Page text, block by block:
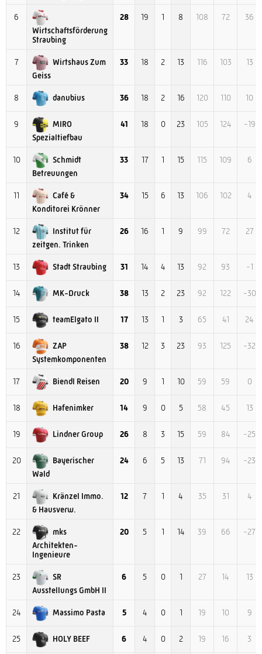
6
Wirtschaftsförderung
Straubing
28 19 1 8 108 72 36
7
Wirtshaus Zum
Geiss
33 18 2 13 116 103 13
8 danubius 36 18 2 16 120 110 10
9
MIRO
Spezialtiefbau
41 18 0 23 105 124 -19
10
Schmidt
Betreuungen
33 17 1 15 115 109 6
11
Café &
Konditorei Krönner
34 15 6 13 106 102 4
12
Institut für
zeitgen. Trinken
26 16 1 9 99 72 27
13 Stadt Straubing 31 14 4 13 92 93 -1
14 MK-Druck 38 13 2 23 92 122 -30
15 teamElgato II 17 13 1 3 65 41 24
16
ZAP
Systemkomponenten
38 12 3 23 93 125 -32
17 Biendl Reisen 20 9 1 10 59 59 0
18 Hafenimker 14 9 0 5 58 45 13
19 Lindner Group 26 8 3 15 59 84 -25
20
Bayerischer
Wald
24 6 5 13 71 94 -23
21
Kränzel Immo.
& Hausverw.
12 7 1 4 35 31 4
22
mks
Architekten-
Ingenieure
20 5 1 14 39 66 -27
23
SR
Ausstellungs GmbH II
6 5 0 1 27 14 13
24 Massimo Pasta 5 4 0 1 19 10 9
25 HOLY BEEF 6 4 0 2 19 16 3